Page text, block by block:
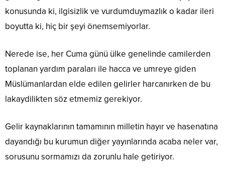
konusunda ki, ilgisizlik ve vurdumduymazlık o kadar ileri
boyutta ki, hiç bir şeyi önemsemiyorlar.
Nerede ise, her Cuma günü ülke genelinde camilerden
toplanan yardım paraları ile hacca ve umreye giden
Müslümanlardan elde edilen gelirler harcanırken de bu
lakaydilikten söz etmemiz gerekiyor.
Gelir kaynaklarının tamamının milletin hayır ve hasenatına
dayandığı bu kurumun diğer yayınlarında acaba neler var,
sorusunu sormamızı da zorunlu hale getiriyor.